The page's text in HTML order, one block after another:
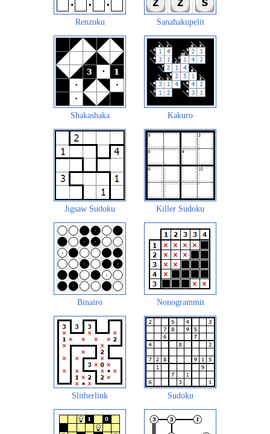
Renzoku Sanahakupelit
Shakashaka Kakuro
Jigsaw Sudoku Killer Sudoku
Binairo Nonogrammit
Slitherlink Sudoku